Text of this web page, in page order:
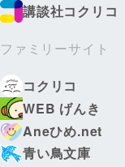
講談社コクリコ
ファミリーサイト
コクリコ
WEB げんき
Aneひめ.net
青い鳥文庫